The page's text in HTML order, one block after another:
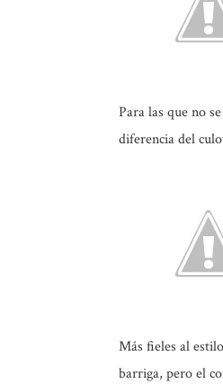
Para las que no
diferencia del
Más fieles al
barriga, pero el